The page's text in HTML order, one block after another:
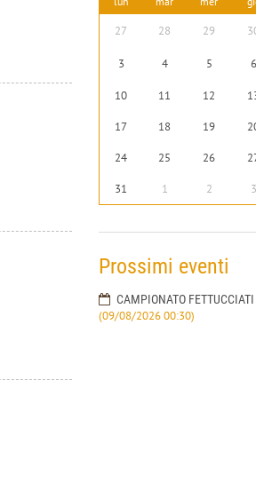
27 28 29
3 4 5 6
10 11 12
17 18 19
24 25 26
31 1 2 3
Prossimi eventi
CAMPIONATO
(09/08/2026 00:30)